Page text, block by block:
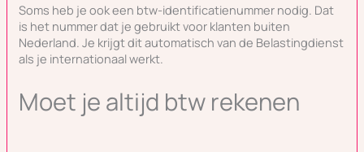
Soms heb je ook een btw-identificatienummer nodig. Dat
is het nummer dat je gebruikt voor klanten buiten
Nederland. Je krijgt dit automatisch van de Belastingdienst
als je internationaal werkt.
Moet je altijd btw rekenen